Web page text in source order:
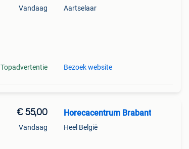
Vandaag
Topadvertentie
Aartselaar
Bezoek website
€ 55,00
Vandaag
Horecacentrum Brabant
Heel België